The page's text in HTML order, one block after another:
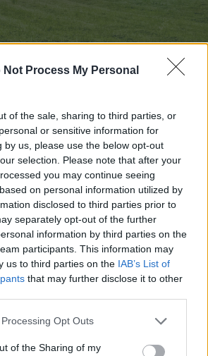
Not Process My Personal
of the sale, sharing to third parties, or
or sensitive information for
by us, please use the below opt-out
selection. Please note that after your
you may continue seeing
on personal information utilized by
disclosed to third parties prior to
separately opt-out of the further
information by third parties on the
participants. This information may
us to third parties on the IAB’s List of
that may further disclose it to other
website/app uses one or more Google
or usage behaviour. You may click to
Opt Outs
of the Sharing of my
και τη
συστηματικά σε
προάγουν τη
και τη συμπερίληψη,
την ισότιμη συμμετοχή
φύλου, ηλικίας,
άλλων προσωπικών
Αυτές οι πολιτικές
καταλύτης καινοτομίας και
διαμορφώνοντας μια